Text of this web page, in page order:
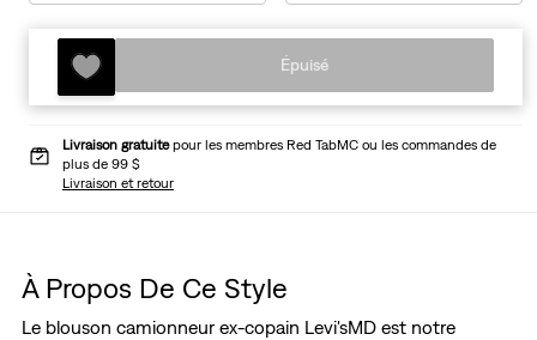
Épuisé
Livraison gratuitepour les membres Red TabMC ou les commandes de
plus de 99 $
Livraison et retour
À Propos De Ce Style
Le blouson camionneur ex-copain Levi'sMD est notre